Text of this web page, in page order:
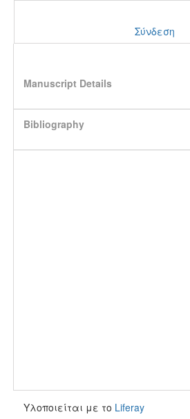
Σύνδεση
Manuscript Details
Bibliography
Υλοποιείται με το Liferay